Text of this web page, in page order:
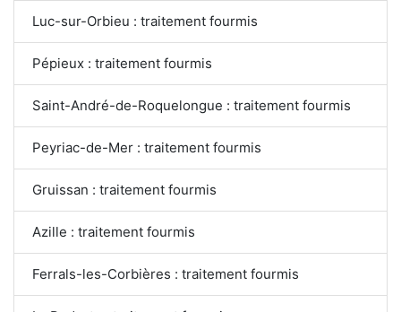
Luc-sur-Orbieu : traitement fourmis
Pépieux : traitement fourmis
Saint-André-de-Roquelongue : traitement fourmis
Peyriac-de-Mer : traitement fourmis
Gruissan : traitement fourmis
Azille : traitement fourmis
Ferrals-les-Corbières : traitement fourmis